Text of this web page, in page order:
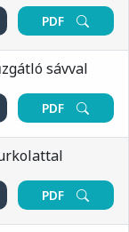
PDF
sávval
PDF
PDF